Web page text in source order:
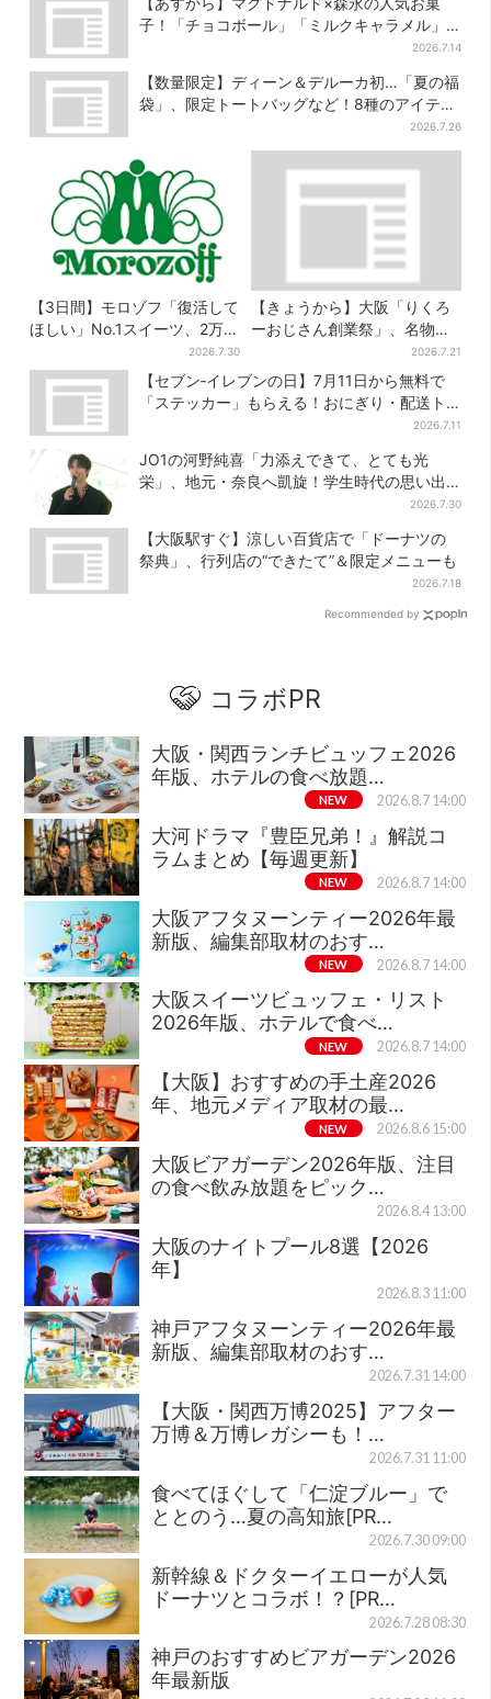
子！「チョコボール」「ミルクキャラメル」
があのスイーツに変身…6年ぶり復活シェイク
2026.7.14
【数量限定】ディーン＆デルーカ初…「夏の福
袋」、限定トートバッグなど！8種のアイテム
2026.7.26
【3日間】モロゾフ「復活して
ほしい」No.1スイーツ、2万
3865票から選ばれた名作を限
定販売
2026.7.30
【きょうから】大阪「りくろ
ーおじさん創業祭」、名物
の“和菓子”を梅田で販売 6日
間限定でお得に
2026.7.21
【セブン‐イレブンの日】7月11日から無料で
「ステッカー」もらえる！おにぎり・配送ト
2026.7.11
JO1の河野純喜「力添えできて、とても光
栄」、地元・奈良へ凱旋！学生時代の思い出
2026.7.30
【大阪駅すぐ】涼しい百貨店で「ドーナツの
祭典」、行列店の“できたて”＆限定メニューも
2026.7.18
Recommended by
コラボPR
大阪・関西ランチビュッフェ2026
年版、ホテルの食べ放題…
NEW 2026.8.7 14:00
大河ドラマ『豊臣兄弟！』解説コ
ラムまとめ【毎週更新】
NEW 2026.8.7 14:00
大阪アフタヌーンティー2026年最
新版、編集部取材のおす…
NEW 2026.8.7 14:00
大阪スイーツビュッフェ・リスト
2026年版、ホテルで食べ…
NEW 2026.8.7 14:00
【大阪】おすすめの手土産2026
年、地元メディア取材の最…
NEW 2026.8.6 15:00
大阪ビアガーデン2026年版、注目
の食べ飲み放題をピック…
2026.8.4 13:00
大阪のナイトプール8選【2026
年】
2026.8.3 11:00
神戸アフタヌーンティー2026年最
新版、編集部取材のおす…
2026.7.31 14:00
【大阪・関西万博2025】アフター
万博＆万博レガシーも！…
2026.7.31 11:00
食べてほぐして「仁淀ブルー」で
ととのう…夏の高知旅[PR…
2026.7.30 09:00
新幹線＆ドクターイエローが人気
ドーナツとコラボ！？[PR…
2026.7.28 08:30
神戸のおすすめビアガーデン2026
年最新版